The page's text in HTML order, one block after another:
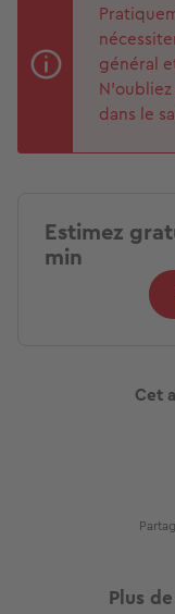
général
dans le
Estimez
min
Cet
Plus